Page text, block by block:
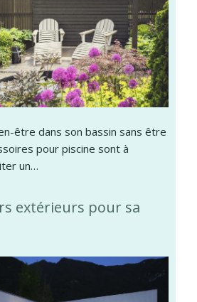
être dans son bassin sans être
pour piscine sont à
un…
extérieurs pour sa